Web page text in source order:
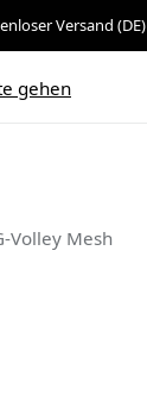
Versand (DE)